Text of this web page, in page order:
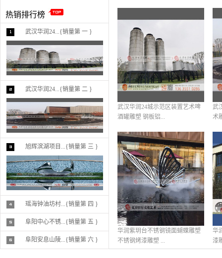
热销排行榜
武汉华润24...{销量第 一 }
武汉华润24...{销量第 二 }
旭辉滨湖项目...{销量第 三 }
瑶海钟油坊村...{销量第 四 }
阜阳中心不锈...{销量第 五 }
阜阳安息山陵...{销量第 六 }
武汉华润24城示范区装置艺术啤
酒罐雕塑 钢板铝...
武
术
华润紫玥台不锈钢镜面蝴蝶雕塑
不锈钢烤漆雕塑 ...
华
漆